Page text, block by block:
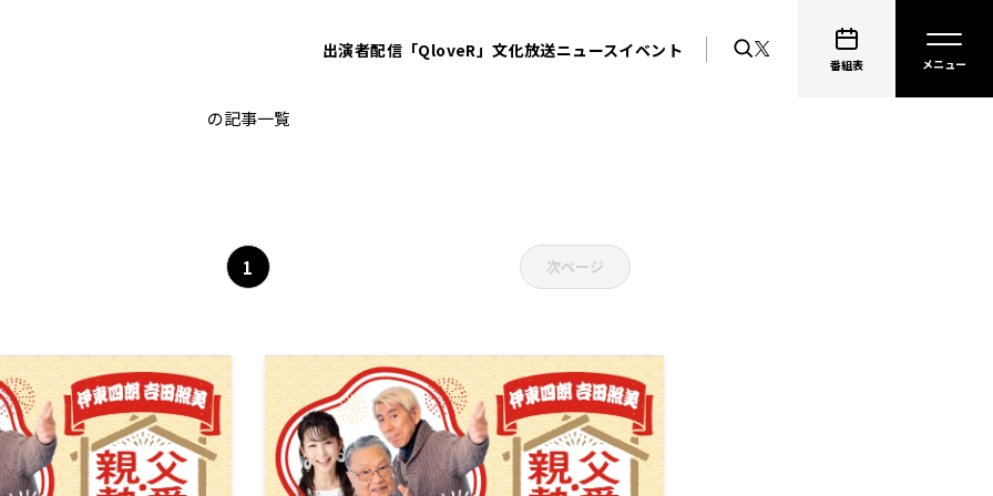
出演者配信「QloveR」文化放送ニュースイベント
番組表
の記事一覧
1 次ページ